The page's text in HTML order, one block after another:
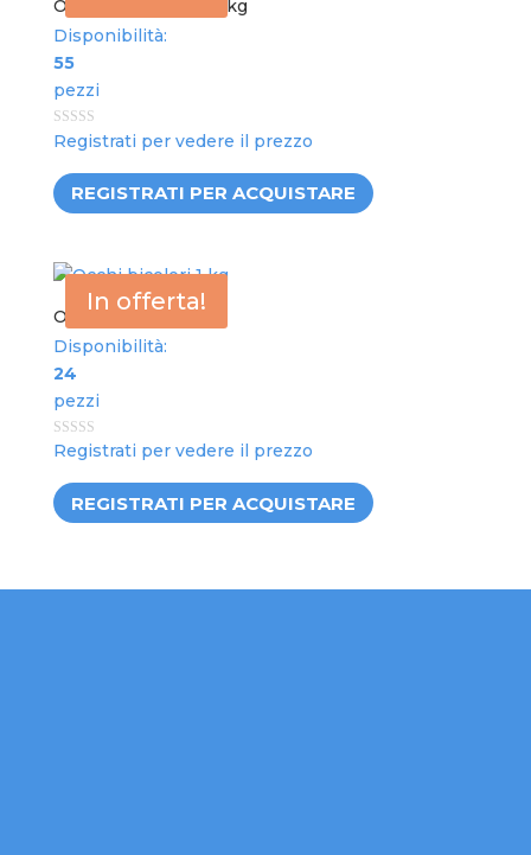
Occhi sanguinanti 1 kg
Disponibilità:
55
pezzi
0
out
5
Registrati per vedere il prezzo
REGISTRATI PER ACQUISTARE
In offerta!
Occhi bicolori 1 kg
Disponibilità:
24
pezzi
0
out
5
Registrati per vedere il prezzo
REGISTRATI PER ACQUISTARE